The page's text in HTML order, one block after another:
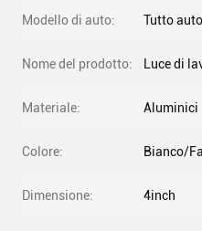
Modello di auto: Tutto
Nome del prodotto: Luce di
Materiale: Aluminici
Colore: Bianco/
Dimensione: 4inch